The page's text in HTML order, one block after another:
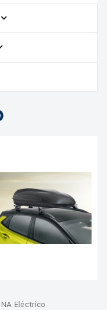
Eléctrico